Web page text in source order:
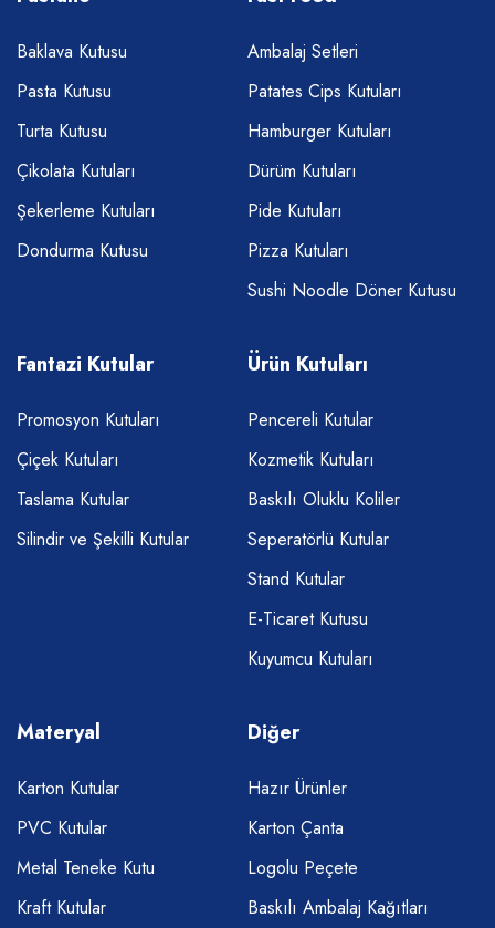
Baklava Kutusu
Pasta Kutusu
Turta Kutusu
Çikolata Kutuları
Şekerleme Kutuları
Dondurma Kutusu
Ambalaj Setleri
Patates Cips Kutuları
Hamburger Kutuları
Dürüm Kutuları
Pide Kutuları
Pizza Kutuları
Sushi Noodle Döner Kutusu
Fantazi Kutular
Promosyon Kutuları
Çiçek Kutuları
Taslama Kutular
Silindir ve Şekilli Kutular
Ürün Kutuları
Pencereli Kutular
Kozmetik Kutuları
Baskılı Oluklu Koliler
Seperatörlü Kutular
Stand Kutular
E-Ticaret Kutusu
Kuyumcu Kutuları
Materyal
Karton Kutular
PVC Kutular
Metal Teneke Kutu
Kraft Kutular
Diğer
Hazır Ürünler
Karton Çanta
Logolu Peçete
Baskılı Ambalaj Kağıtları